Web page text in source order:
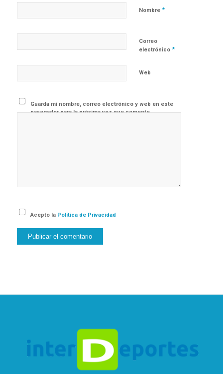
Nombre *
Correo
electrónico *
Web
Guarda mi nombre, correo electrónico y web en este
navegador para la próxima vez que comente.
Acepto la Política de Privacidad